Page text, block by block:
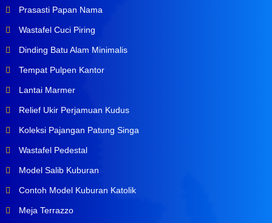
Prasasti Papan Nama
Wastafel Cuci Piring
Dinding Batu Alam Minimalis
Tempat Pulpen Kantor
Lantai Marmer
Relief Ukir Perjamuan Kudus
Koleksi Pajangan Patung Singa
Wastafel Pedestal
Model Salib Kuburan
Contoh Model Kuburan Katolik
Meja Terrazzo